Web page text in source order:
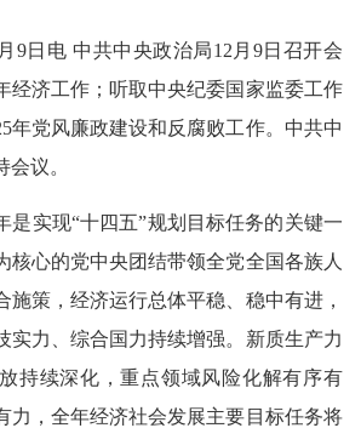
日电 中共中央政治局12月9日召开会
经济工作；听取中央纪委国家监委工作
年党风廉政建设和反腐败工作。中共中
议。
实现“十四五”规划目标任务的关键一
核心的党中央团结带领全党全国各族人
施策，经济运行总体平稳、稳中有进，
实力、综合国力持续增强。新质生产力
持续深化，重点领域风险化解有序有
力，全年经济社会发展主要目标任务将